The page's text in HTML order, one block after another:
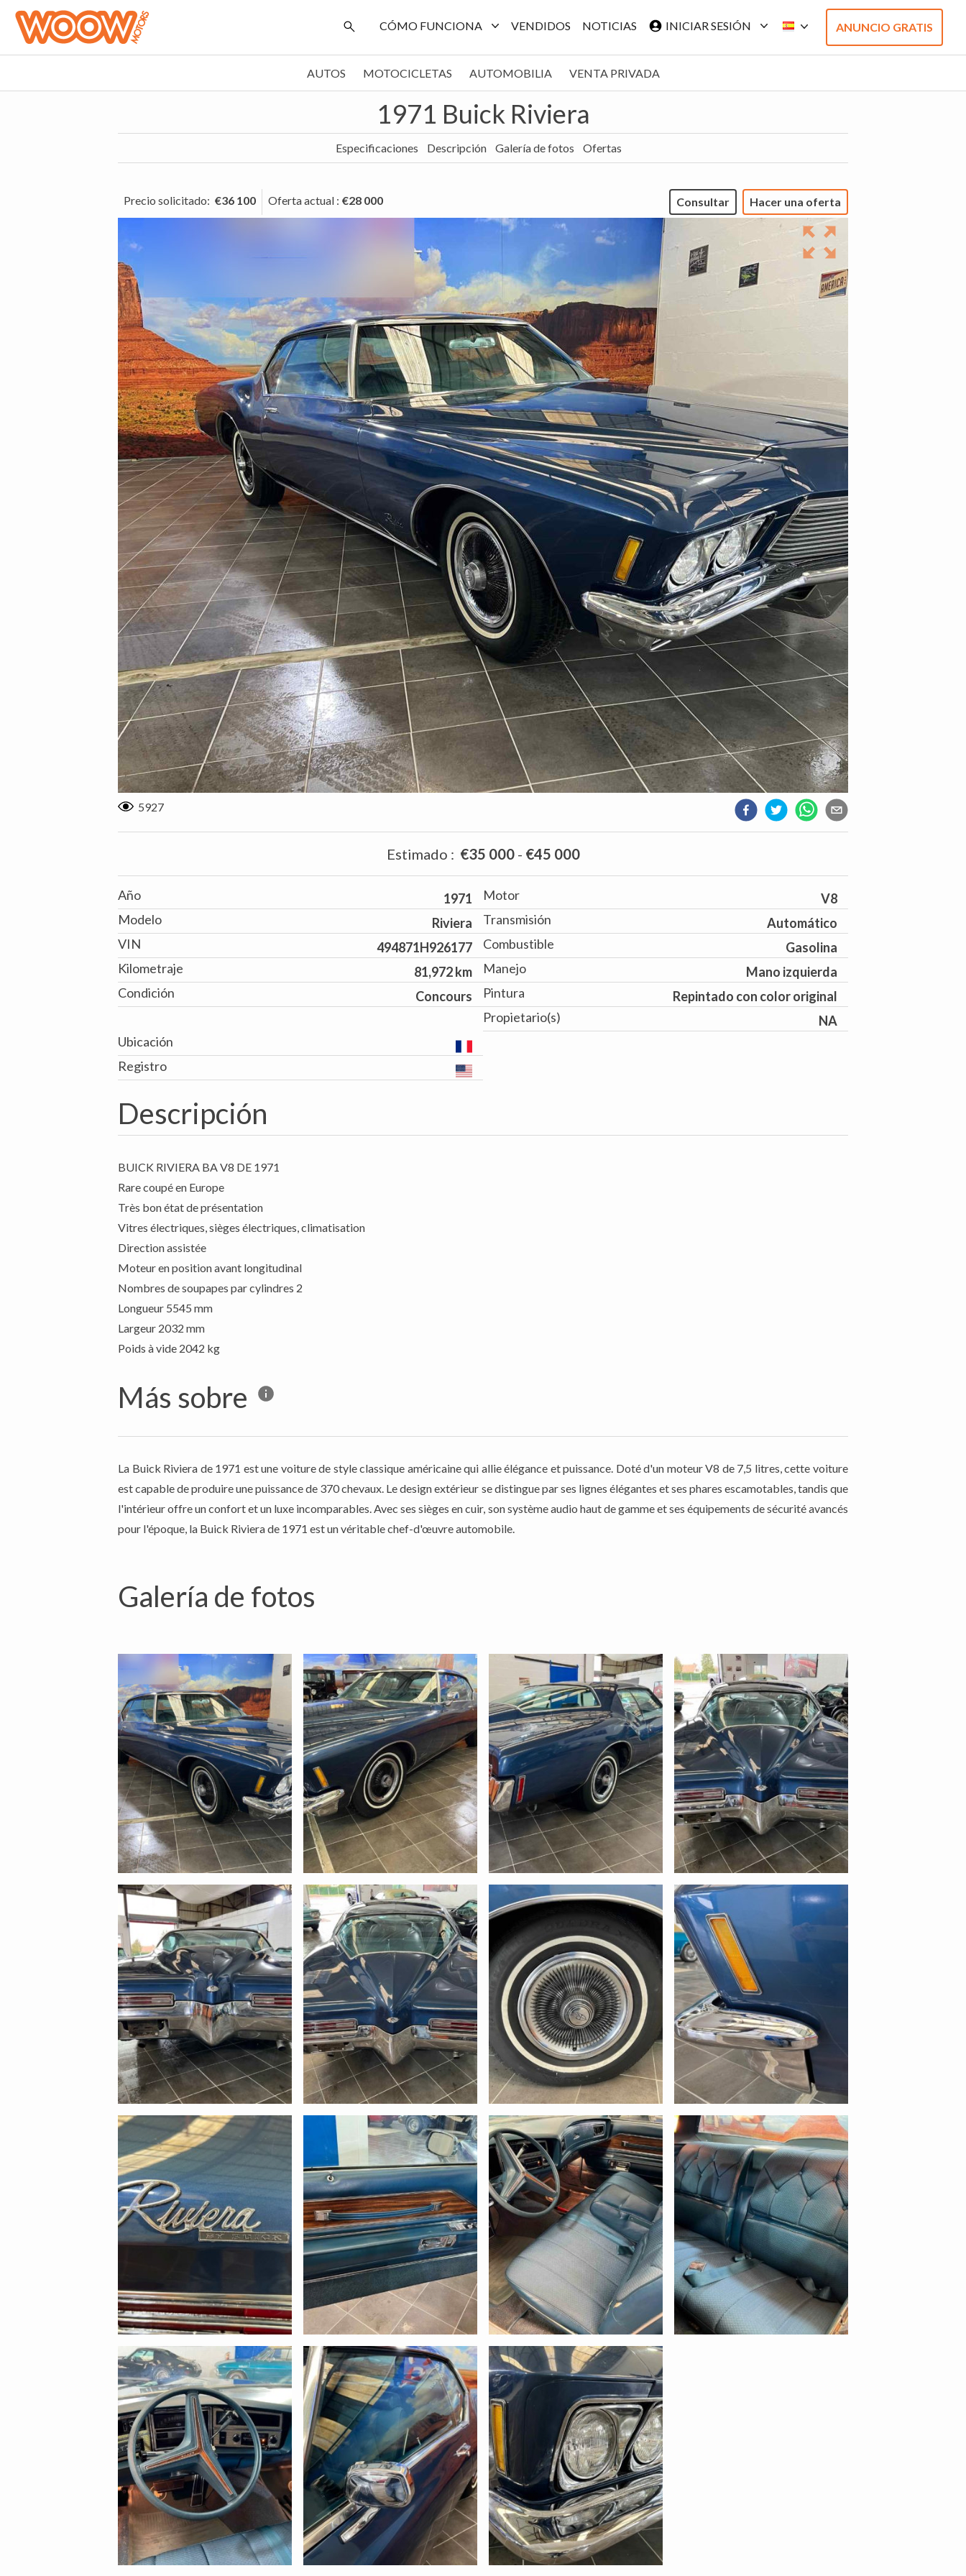
CÓMO FUNCIONA VENDIDOS NOTICIAS INICIAR SESIÓN ANUNCIO GRATIS
AUTOS MOTOCICLETAS AUTOMOBILIA VENTA PRIVADA
1971 Buick Riviera
Especificaciones Descripción Galería de fotos Ofertas
Precio solicitado: €36 100 Oferta actual : €28 000 Consultar Hacer una oferta
5927
Estimado : €35 000- €45 000
Año
1971
Modelo
Riviera
VIN
494871H926177
Kilometraje
81,972 km
Condición
Concours
Ubicación
Registro
Motor
V8
Transmisión
Automático
Combustible
Gasolina
Manejo
Mano izquierda
Pintura
Repintado con color original
Propietario(s)
NA
Descripción
BUICK RIVIERA BA V8 DE 1971
Rare coupé en Europe
Très bon état de présentation
Vitres électriques, sièges électriques, climatisation
Direction assistée
Moteur en position avant longitudinal
Nombres de soupapes par cylindres 2
Longueur 5545 mm
Largeur 2032 mm
Más sobre
La Buick Riviera de 1971 est une voiture de style classique américaine qui allie élégance et puissance. Doté d'un moteur V8 de 7,5 litres, cette voiture
est capable de produire une puissance de 370 chevaux. Le design extérieur se distingue par ses lignes élégantes et ses phares escamotables, tandis que
l'intérieur offre un confort et un luxe incomparables. Avec ses sièges en cuir, son système audio haut de gamme et ses équipements de sécurité avancés
pour l'époque, la Buick Riviera de 1971 est un véritable chef-d'œuvre automobile.
Galería de fotos